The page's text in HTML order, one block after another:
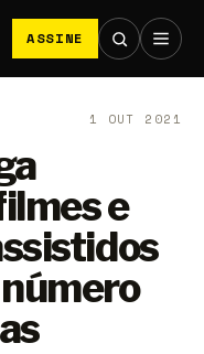
ASSINE
1 OUT 2021
e